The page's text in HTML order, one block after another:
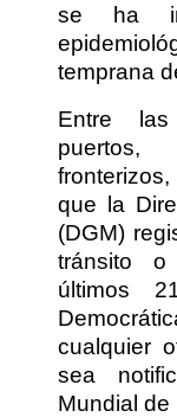
se ha
temprana
Entre
que la
(DGM)
tránsito o
últimos
cualquier
sea
Mundial de